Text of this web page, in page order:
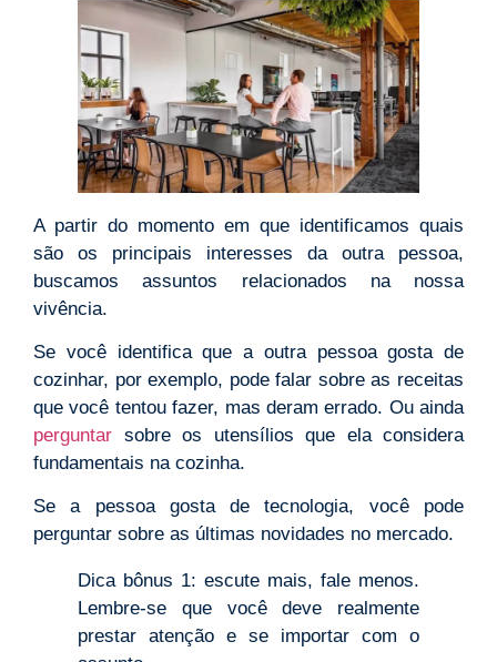
A partir do momento em que identificamos quais
são os principais interesses da outra pessoa,
buscamos assuntos relacionados na nossa
vivência.
Se você identifica que a outra pessoa gosta de
cozinhar, por exemplo, pode falar sobre as receitas
que você tentou fazer, mas deram errado. Ou ainda
perguntar sobre os utensílios que ela considera
fundamentais na cozinha.
Se a pessoa gosta de tecnologia, você pode
perguntar sobre as últimas novidades no mercado.
Dica bônus 1: escute mais, fale menos.
Lembre-se que você deve realmente
prestar atenção e se importar com o